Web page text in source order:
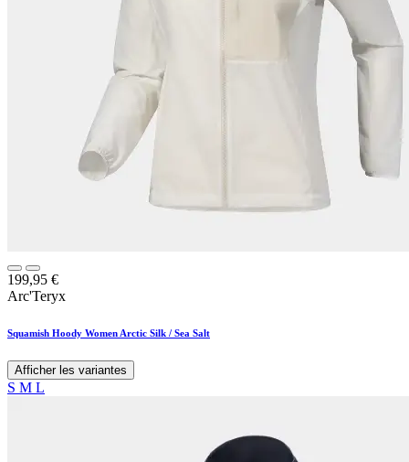
199,95 €
Arc'Teryx
Squamish Hoody Women Arctic Silk / Sea Salt
Afficher les variantes
S M L